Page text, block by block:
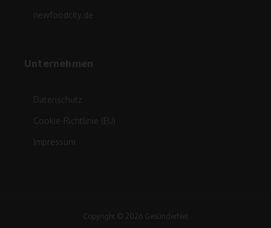
newfoodcity.de
Unternehmen
Datenschutz
Cookie-Richtlinie (EU)
Impressum
Copyright © 2026 GesünderNet